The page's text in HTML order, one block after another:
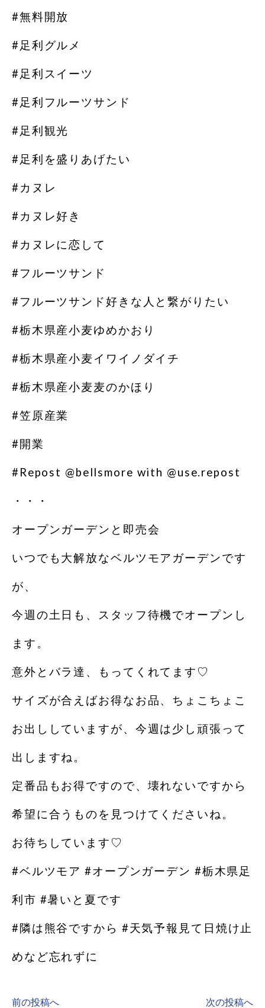
#無料開放
#足利グルメ
#足利スイーツ
#足利フルーツサンド
#足利観光
#足利を盛りあげたい
#カヌレ
#カヌレ好き
#カヌレに恋して
#フルーツサンド
#フルーツサンド好きな人と繋がりたい
#栃木県産小麦ゆめかおり
#栃木県産小麦イワイノダイチ
#栃木県産小麦麦のかほり
#笠原産業
#開業
#Repost @bellsmore with @use.repost
・・・
オープンガーデンと即売会
いつでも大解放なベルツモアガーデンです
が、
今週の土日も、スタッフ待機でオープンし
ます。
意外とバラ達、もってくれてます♡
サイズが合えばお得なお品、ちょこちょこ
お出ししていますが、今週は少し頑張って
出しますね。
定番品もお得ですので、壊れないですから
希望に合うものを見つけてくださいね。
お待ちしています♡
#ベルツモア #オープンガーデン #栃木県足
利市 #暑いと夏です
#隣は熊谷ですから #天気予報見て日焼け止
めなど忘れずに
前の投稿へ 次の投稿へ